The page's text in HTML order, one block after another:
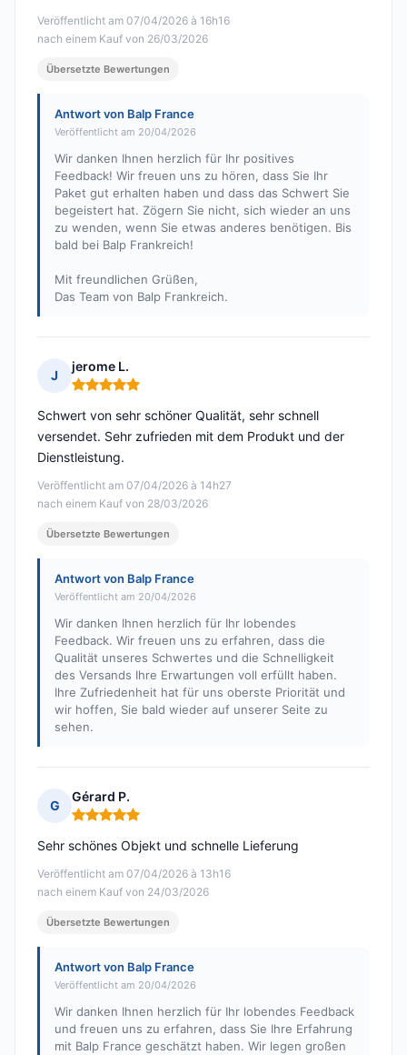
Veröffentlicht am 07/04/2026 à 16h16
nach einem Kauf von 26/03/2026
Übersetzte Bewertungen
Antwort von Balp France
Veröffentlicht am 20/04/2026
Wir danken Ihnen herzlich für Ihr positives
Feedback! Wir freuen uns zu hören, dass Sie Ihr
Paket gut erhalten haben und dass das Schwert Sie
begeistert hat. Zögern Sie nicht, sich wieder an uns
zu wenden, wenn Sie etwas anderes benötigen. Bis
bald bei Balp Frankreich!
Mit freundlichen Grüßen,
Das Team von Balp Frankreich.
J
jerome L.
Hinweis: 5 von 5
Veröffentlicht am 07/04/2026 à 14h27
nach einem Kauf von 28/03/2026
Schwert von sehr schöner Qualität, sehr schnell
versendet. Sehr zufrieden mit dem Produkt und der
Dienstleistung.
Übersetzte Bewertungen
Antwort von Balp France
Veröffentlicht am 20/04/2026
Wir danken Ihnen herzlich für Ihr lobendes
Feedback. Wir freuen uns zu erfahren, dass die
Qualität unseres Schwertes und die Schnelligkeit
des Versands Ihre Erwartungen voll erfüllt haben.
Ihre Zufriedenheit hat für uns oberste Priorität und
wir hoffen, Sie bald wieder auf unserer Seite zu
sehen.
G
Gérard P.
Hinweis: 5 von 5
Veröffentlicht am 07/04/2026 à 13h16
nach einem Kauf von 24/03/2026
Sehr schönes Objekt und schnelle Lieferung
Übersetzte Bewertungen
Antwort von Balp France
Veröffentlicht am 20/04/2026
Wir danken Ihnen herzlich für Ihr lobendes Feedback
und freuen uns zu erfahren, dass Sie Ihre Erfahrung
mit Balp France geschätzt haben. Wir legen großen